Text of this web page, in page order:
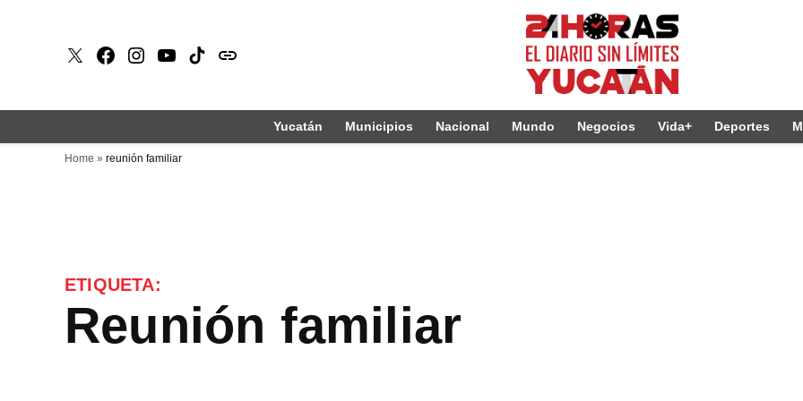
X Faceboook
Instagram
Youtube
Tiktokissuu
Yucatán Municipios Nacional Mundo Negocios Vida+ Deportes
Home » reunión familiar
ETIQUETA:
reunión familiar